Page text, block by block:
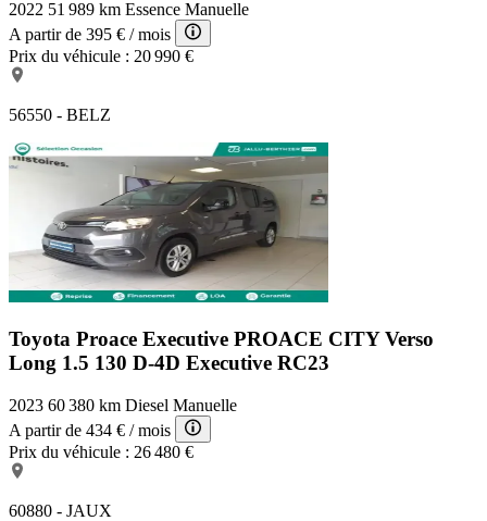
2022 51 989 km Essence Manuelle
A partir de 395 € / mois
Prix du véhicule : 20 990 €
56550 - BELZ
Toyota Proace Executive PROACE CITY Verso
Long 1.5 130 D-4D Executive RC23
2023 60 380 km Diesel Manuelle
A partir de 434 € / mois
Prix du véhicule : 26 480 €
60880 - JAUX